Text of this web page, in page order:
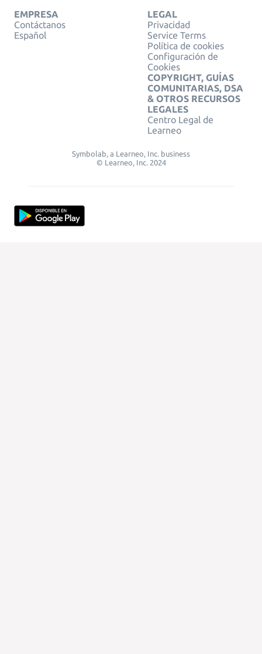
EMPRESA
Contáctanos
Español
LEGAL
Privacidad
Service Terms
Política de cookies
Configuración de
Cookies
COPYRIGHT, GUÍAS
COMUNITARIAS, DSA
& OTROS RECURSOS
LEGALES
Centro Legal de
Learneo
Symbolab, a Learneo, Inc. business
© Learneo, Inc. 2024